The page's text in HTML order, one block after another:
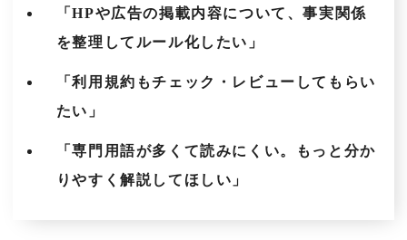
「HPや広告の掲載内容について、事実関係
を整理してルール化したい」
「利用規約もチェック・レビューしてもらい
たい」
「専門用語が多くて読みにくい。もっと分か
りやすく解説してほしい」